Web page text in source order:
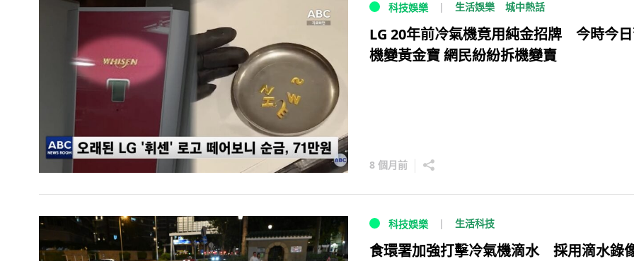
科技娛樂 生活娛樂 城中熱話
LG 20年前冷氣機竟用純金招牌 今時今
機變黃金寶 網民紛紛拆機變賣
8 個月前
科技娛樂 生活科技
食環署加強打擊冷氣機滴水 採用滴水錄